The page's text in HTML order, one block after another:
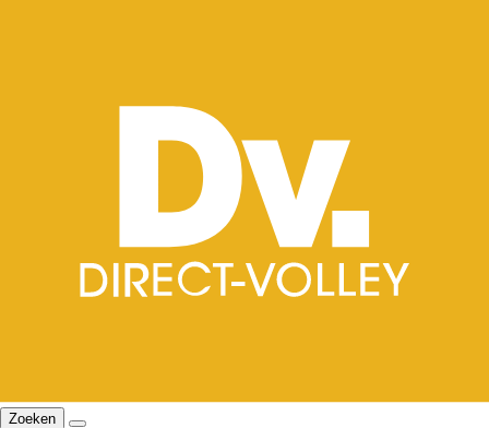
Zoeken